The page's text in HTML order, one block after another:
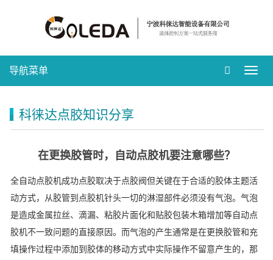
导航菜单
科徕达点胶知识分享
在更换胶管时，自动点胶机要注意哪些？
全自动点胶机成功点胶取决于点胶阀但关键在于合适的胶体主题活
动方式，从胶管到点胶机针头一切的淋湿部件必须没有气泡。气泡
是造成金属拉丝、滴漏、粘胶片面化和贴胶包装木箱增加等自动点
胶机不一致问题的直接原因。而气泡的产生通常是在更换胶管和充
填操作过程中添加到胶体的移动方式中实际操作不留意产生的，那